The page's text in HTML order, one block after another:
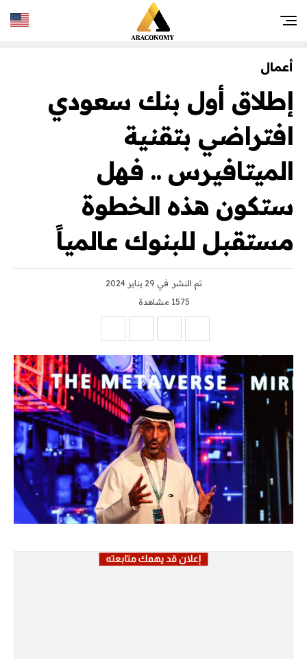
أعمال
إطلاق أول بنك سعودي
افتراضي بتقنية
الميتافيرس .. فهل
ستكون هذه الخطوة
مستقبل للبنوك عالمياً
تم النشر في 29 يناير 2024